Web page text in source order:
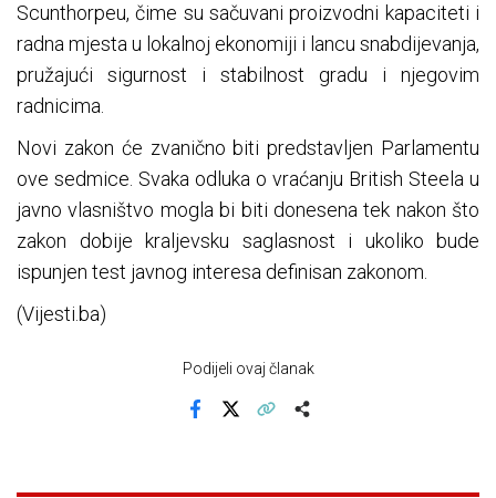
Scunthorpeu, čime su sačuvani proizvodni kapaciteti i
radna mjesta u lokalnoj ekonomiji i lancu snabdijevanja,
pružajući sigurnost i stabilnost gradu i njegovim
radnicima.
Novi zakon će zvanično biti predstavljen Parlamentu
ove sedmice. Svaka odluka o vraćanju British Steela u
javno vlasništvo mogla bi biti donesena tek nakon što
zakon dobije kraljevsku saglasnost i ukoliko bude
ispunjen test javnog interesa definisan zakonom.
(Vijesti.ba)
Podijeli ovaj članak